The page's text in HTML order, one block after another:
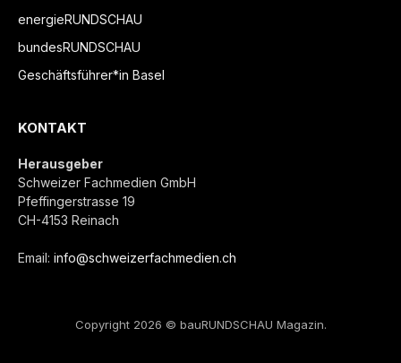
energieRUNDSCHAU
bundesRUNDSCHAU
Geschäftsführer*in Basel
KONTAKT
Herausgeber
Schweizer Fachmedien GmbH
Pfeffingerstrasse 19
CH-4153 Reinach
Email: info@schweizerfachmedien.ch
Copyright 2026 © bauRUNDSCHAU Magazin.